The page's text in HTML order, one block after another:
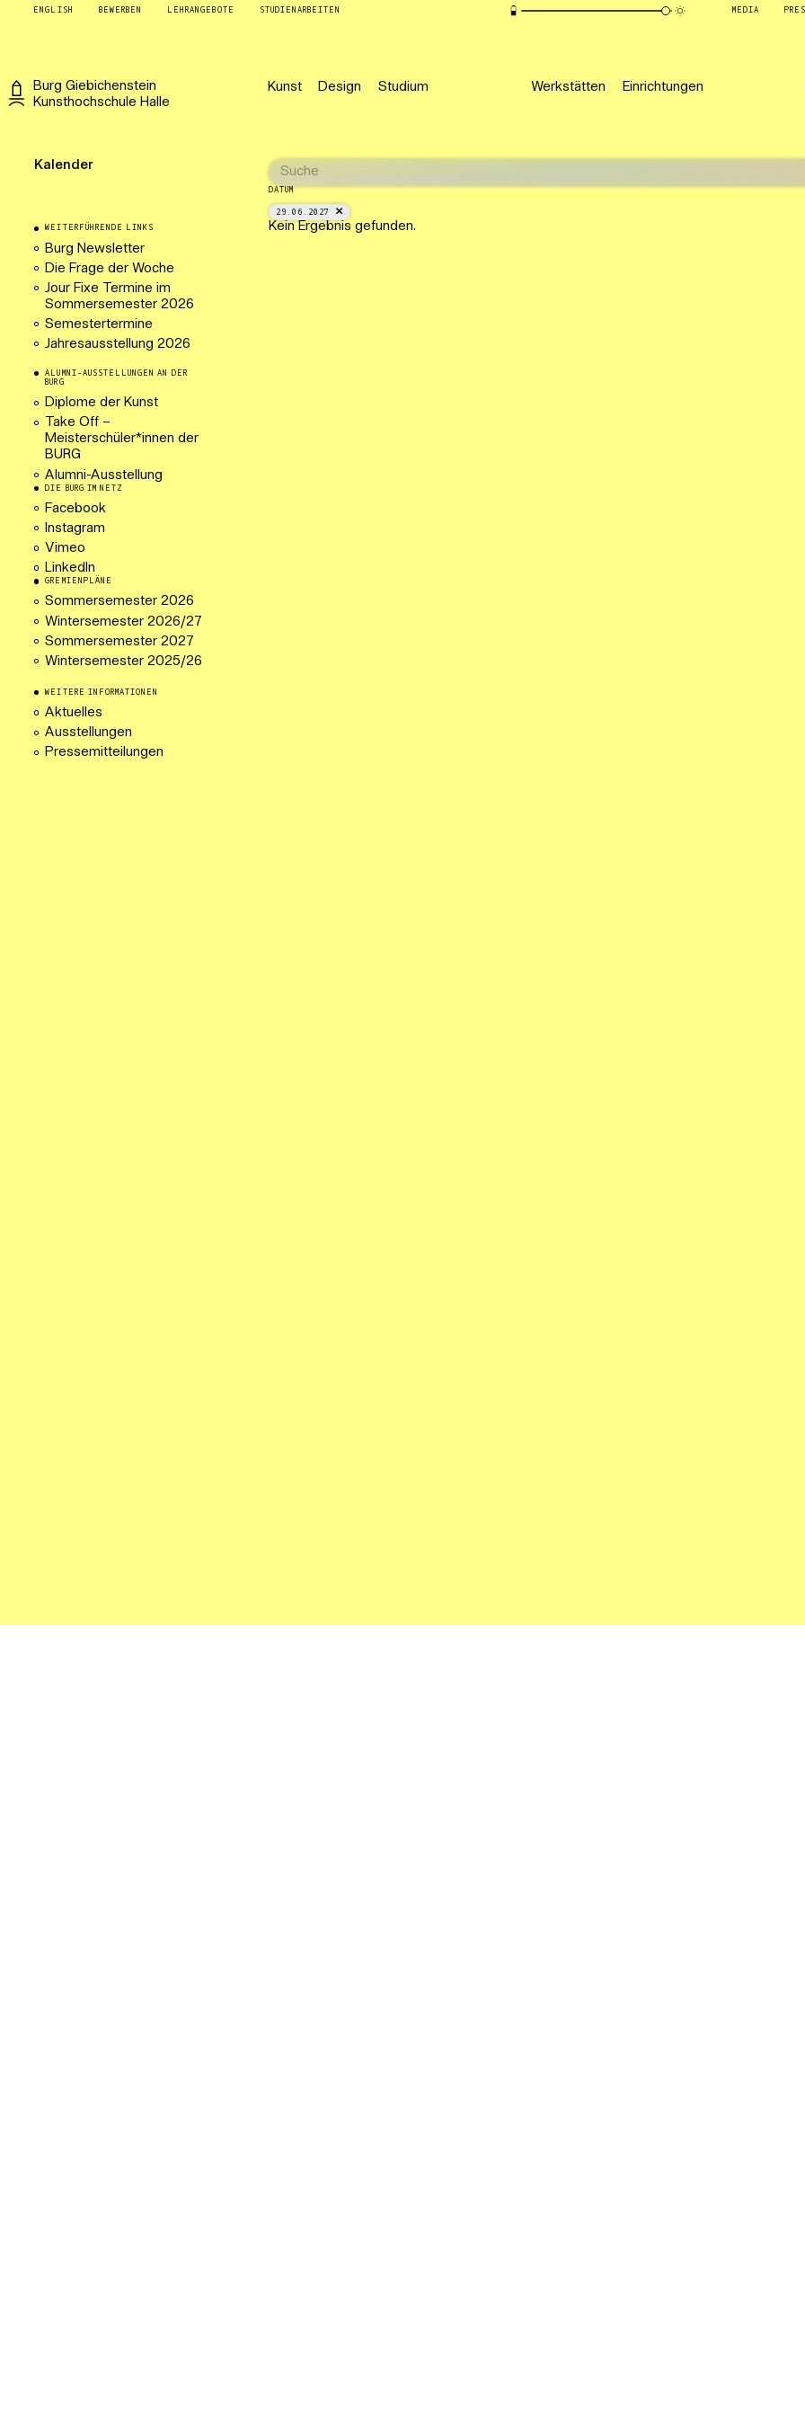
ENGLISH BEWERBEN LEHRANGEBOTE STUDIENARBEITEN MEDIA
Burg Giebichenstein
Kunsthochschule Halle
Kunst Design Studium Werkstätten Einrichtungen
DATUM
29.06.2027
Kein Ergebnis gefunden.
Kalender
WEITERFÜHRENDE LINKS
Burg Newsletter
Die Frage der Woche
Jour Fixe Termine im
Sommersemester 2026
Semestertermine
Jahresausstellung 2026
ALUMNI-AUSSTELLUNGEN AN DER
BURG
Diplome der Kunst
Take Off –
Meisterschüler*innen der
BURG
Alumni-Ausstellung
DIE BURG IM NETZ
Facebook
Instagram
Vimeo
LinkedIn
GREMIENPLÄNE
Sommersemester 2026
Wintersemester 2026/27
Sommersemester 2027
Wintersemester 2025/26
WEITERE INFORMATIONEN
Aktuelles
Ausstellungen
Pressemitteilungen